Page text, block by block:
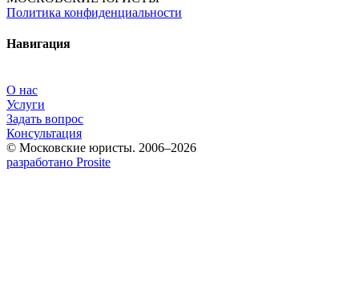
Политика конфиденциальности
Навигация
О нас
Услуги
Задать вопрос
Консультация
© Московские юристы. 2006–2026
разработано Prosite